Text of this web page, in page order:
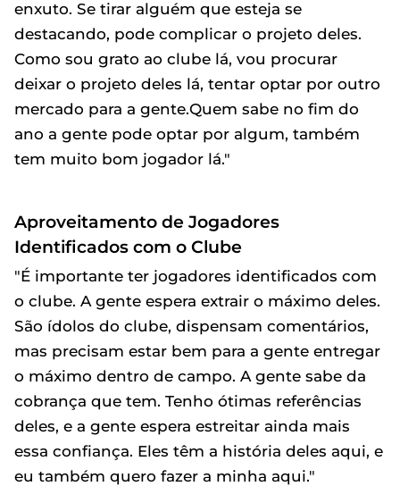
enxuto. Se tirar alguém que esteja se
destacando, pode complicar o projeto deles.
Como sou grato ao clube lá, vou procurar
deixar o projeto deles lá, tentar optar por outro
mercado para a gente.Quem sabe no fim do
ano a gente pode optar por algum, também
tem muito bom jogador lá."
Aproveitamento de Jogadores
Identificados com o Clube
"É importante ter jogadores identificados com
o clube. A gente espera extrair o máximo deles.
São ídolos do clube, dispensam comentários,
mas precisam estar bem para a gente entregar
o máximo dentro de campo. A gente sabe da
cobrança que tem. Tenho ótimas referências
deles, e a gente espera estreitar ainda mais
essa confiança. Eles têm a história deles aqui, e
eu também quero fazer a minha aqui."